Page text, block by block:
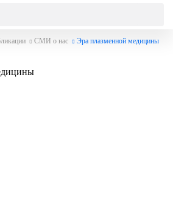
СМИ о нас Эра плазменной медицины